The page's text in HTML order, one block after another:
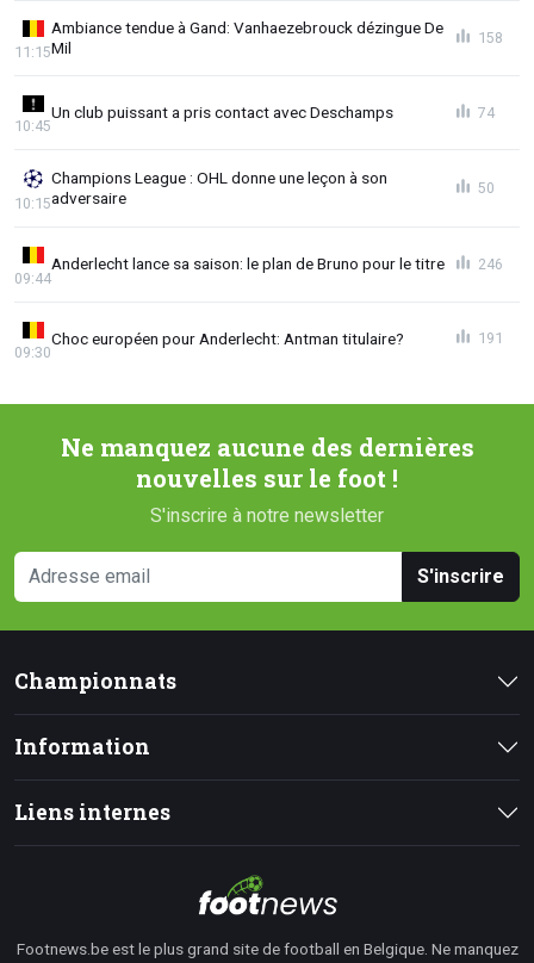
Ambiance tendue à Gand: Vanhaezebrouck dézingue De
Mil
11:15
158
Un club puissant a pris contact avec Deschamps
10:45
74
Champions League : OHL donne une leçon à son
adversaire
10:15
50
Anderlecht lance sa saison: le plan de Bruno pour le titre
09:44
246
Choc européen pour Anderlecht: Antman titulaire?
09:30
191
Ne manquez aucune des dernières
nouvelles sur le foot !
S'inscrire à notre newsletter
S'inscrire
Championnats
Information
Liens internes
Footnews.be est le plus grand site de football en Belgique. Ne manquez